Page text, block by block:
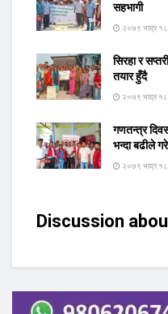
सहभागी
२०७९ भाद्र
सिरहा र
तयार हुँदै
२०७९ भाद्र
गणतन्त्र
भन्दा बढीले
२०७९ भाद्र
Discussion